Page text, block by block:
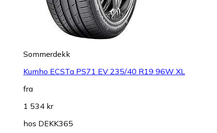
Sommerdekk
Kumho ECSTa PS71 EV 235/40 R19 96W XL
fra
1 534 kr
hos DEKK365